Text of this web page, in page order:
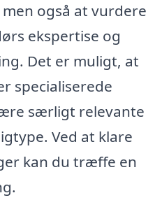
også at vurdere
ekspertise og
Det er muligt, at
specialiserede
særligt relevante
Ved at klare
kan du træffe en